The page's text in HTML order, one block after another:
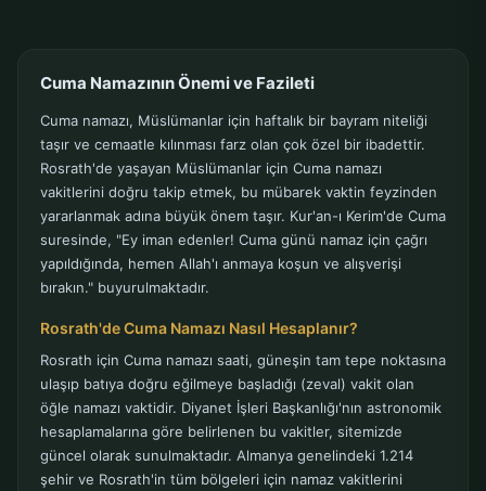
Cuma Namazının Önemi ve Fazileti
Cuma namazı, Müslümanlar için haftalık bir bayram niteliği
taşır ve cemaatle kılınması farz olan çok özel bir ibadettir.
Rosrath'de yaşayan Müslümanlar için Cuma namazı
vakitlerini doğru takip etmek, bu mübarek vaktin feyzinden
yararlanmak adına büyük önem taşır. Kur'an-ı Kerim'de Cuma
suresinde, "Ey iman edenler! Cuma günü namaz için çağrı
yapıldığında, hemen Allah'ı anmaya koşun ve alışverişi
bırakın." buyurulmaktadır.
Rosrath'de Cuma Namazı Nasıl Hesaplanır?
Rosrath için Cuma namazı saati, güneşin tam tepe noktasına
ulaşıp batıya doğru eğilmeye başladığı (zeval) vakit olan
öğle namazı vaktidir. Diyanet İşleri Başkanlığı'nın astronomik
hesaplamalarına göre belirlenen bu vakitler, sitemizde
güncel olarak sunulmaktadır. Almanya genelindeki 1.214
şehir ve Rosrath'in tüm bölgeleri için namaz vakitlerini